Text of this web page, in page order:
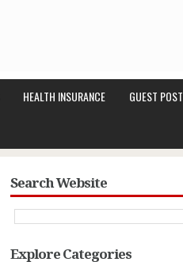
HEALTH INSURANCE GUEST POST
Search Website
Explore Categories